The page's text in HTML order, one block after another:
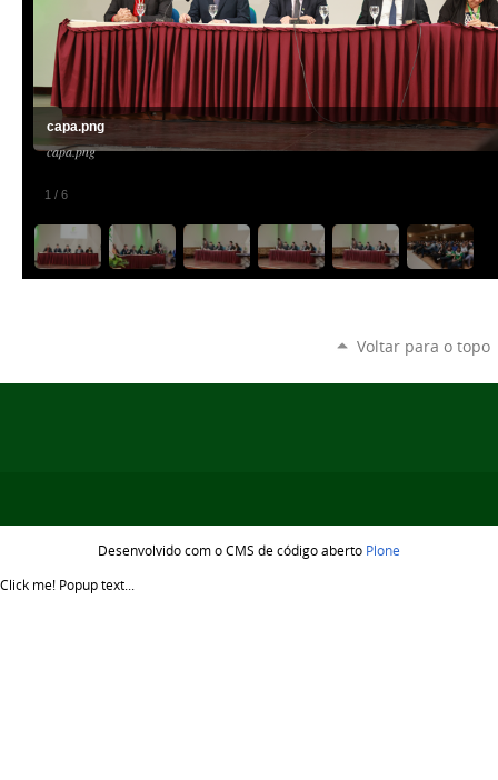
1 / 6
capa.png
capa.png
Voltar para o topo
Desenvolvido com o CMS de código aberto Plone
Click me! Popup text...